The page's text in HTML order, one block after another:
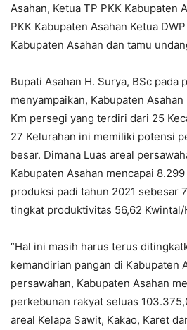
Asahan, Ketua TP PKK Kabupaten
PKK Kabupaten Asahan Ketua
Kabupaten Asahan dan tamu
Bupati Asahan H. Surya, BSc pada
menyampaikan, Kabupaten
Km persegi yang terdiri dari 25
27 Kelurahan ini memiliki potensi
besar. Dimana Luas areal
Kabupaten Asahan mencapai
produksi padi tahun 2021 sebesar
tingkat produktivitas 56,62 Kwintal/
“Hal ini masih harus terus
kemandirian pangan di Kabupaten
persawahan, Kabupaten Asahan
perkebunan rakyat seluas
areal Kelapa Sawit, Kakao, Karet